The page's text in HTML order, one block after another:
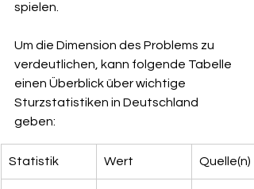
spielen.
Um die Dimension des Problems zu
verdeutlichen, kann folgende Tabelle
einen Überblick über wichtige
Sturzstatistiken in Deutschland
geben:
Statistik Wert Quelle(n)